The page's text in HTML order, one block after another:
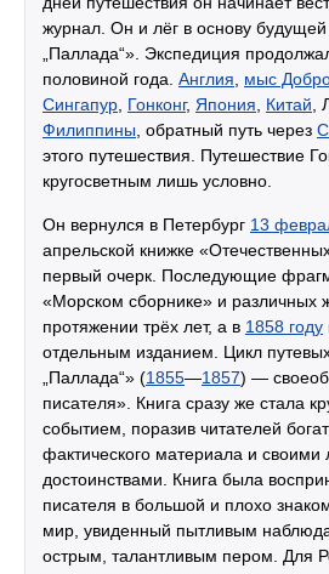
журнал. Он и лёг в основу будущей
„Паллада“». Экспедиция
половиной года. Англия мыс
Сингапур Гонконг, Япония Китай ,
Филиппины , обратный путь через
этого путешествия. Путешествие
кругосветным лишь условно.
Он вернулся в Петербург 13
апрельской книжке
первый очерк. Последующие
«Морском сборнике» и различных
протяжении трёх лет, а в 1858 году
отдельным изданием. Цикл
„Паллада“» (1855—1857) —
писателя». Книга сразу же стала
событием, поразив читателей
фактического материала и своими
достоинствами. Книга была
писателя в большой и плохо
мир, увиденный пытливым
острым, талантливым пером. Для